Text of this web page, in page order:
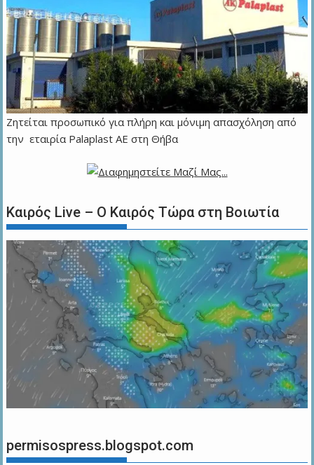
Ζητείται προσωπικό για πλήρη και μόνιμη απασχόληση από
την εταιρία Palaplast AE στη Θήβα
Καιρός Live – Ο Καιρός Τώρα στη Βοιωτία
permisospress.blogspot.com